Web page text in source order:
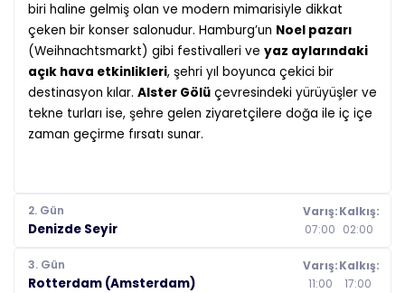
biri haline gelmiş olan ve modern mimarisiyle dikkat
çeken bir konser salonudur. Hamburg’un Noel pazarı
(Weihnachtsmarkt) gibi festivalleri ve yaz aylarındaki
açık hava etkinlikleri, şehri yıl boyunca çekici bir
destinasyon kılar. Alster Gölü çevresindeki yürüyüşler ve
tekne turları ise, şehre gelen ziyaretçilere doğa ile iç içe
zaman geçirme fırsatı sunar.
2. Gün
Denizde Seyir
Varış:
07:00
Kalkış:
02:00
3. Gün
Rotterdam (Amsterdam)
Varış:
11:00
Kalkış:
17:00